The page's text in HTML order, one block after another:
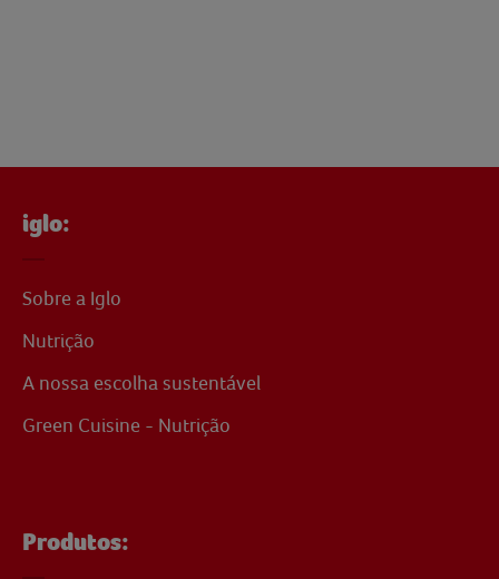
iglo:
Sobre a Iglo
Nutrição
A nossa escolha sustentável
Green Cuisine - Nutrição
Produtos: